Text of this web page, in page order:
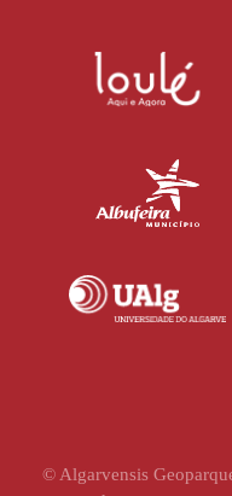
© Algarvensis